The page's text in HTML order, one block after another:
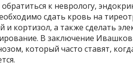
к неврологу,
сдать кровь на
и кортизол, а также сделать
В заключение Ивашков
который часто ставят,